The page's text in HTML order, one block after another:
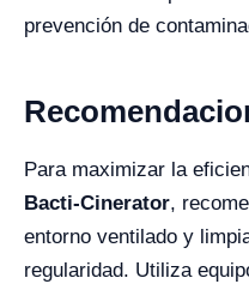
prevención de
Para maximizar la
Bacti-Cinerator,
entorno ventilado y
regularidad. Utiliza